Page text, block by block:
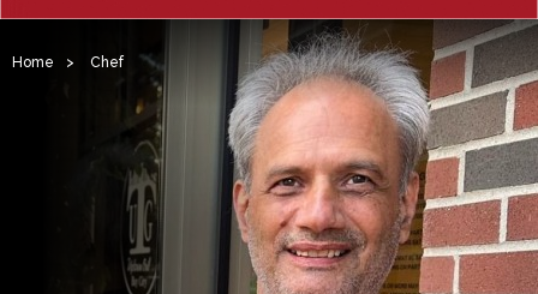
Home > Chef